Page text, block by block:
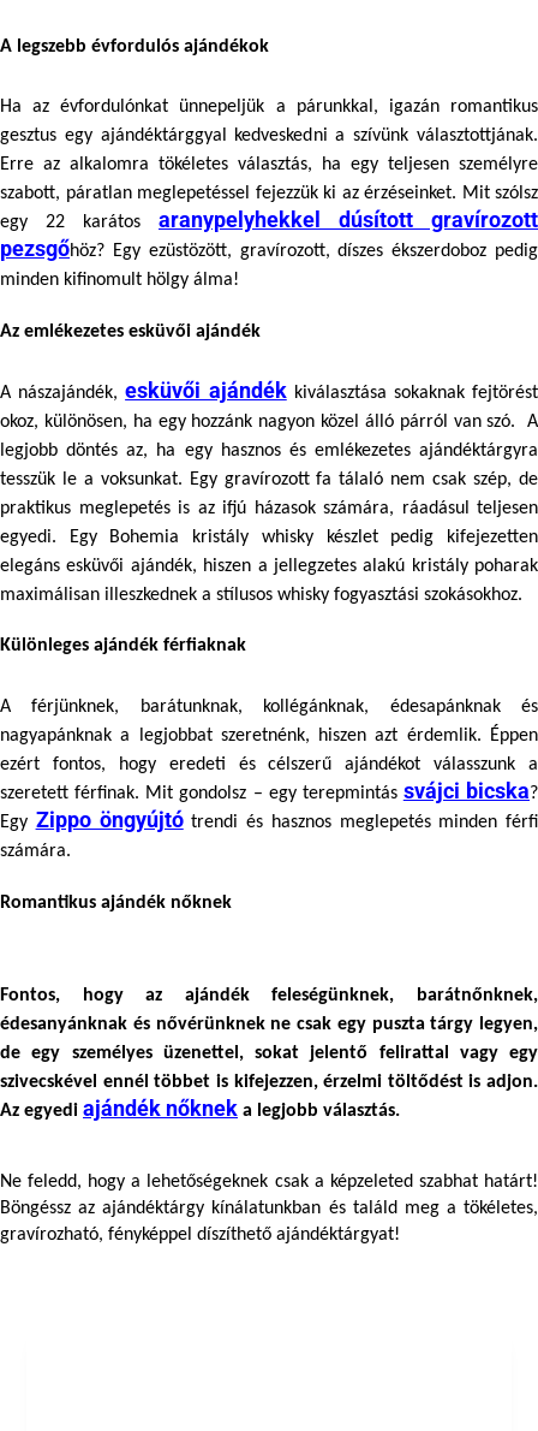
A legszebb évfordulós ajándékok
Ha az évfordulónkat ünnepeljük a párunkkal, igazán romantikus
gesztus egy ajándéktárggyal kedveskedni a szívünk választottjának.
Erre az alkalomra tökéletes választás, ha egy teljesen személyre
szabott, páratlan meglepetéssel fejezzük ki az érzéseinket. Mit szólsz
egy 22 karátos aranypelyhekkel dúsított gravírozott
pezsgőhöz? Egy ezüstözött, gravírozott, díszes ékszerdoboz pedig
minden kifinomult hölgy álma!
Az emlékezetes esküvői ajándék
A nászajándék, esküvői ajándék kiválasztása sokaknak fejtörést
okoz, különösen, ha egy hozzánk nagyon közel álló párról van szó.
legjobb döntés az, ha egy hasznos és emlékezetes ajándéktárgyra
tesszük le a voksunkat. Egy gravírozott fa tálaló nem csak szép, de
praktikus meglepetés is az ifjú házasok számára, ráadásul teljesen
egyedi. Egy Bohemia kristály whisky készlet pedig kifejezetten
elegáns esküvői ajándék, hiszen a jellegzetes alakú kristály poharak
maximálisan illeszkednek a stílusos whisky fogyasztási szokásokhoz.
Különleges ajándék férfiaknak
A férjünknek, barátunknak, kollégánknak, édesapánknak és
nagyapánknak a legjobbat szeretnénk, hiszen azt érdemlik. Éppen
ezért fontos, hogy eredeti és célszerű ajándékot válasszunk a
szeretett férfinak. Mit gondolsz – egy terepmintás svájci bicska?
Egy Zippo öngyújtó trendi és hasznos meglepetés minden férfi
számára.
Romantikus ajándék nőknek
Fontos, hogy az ajándék feleségünknek, barátnőnknek,
édesanyánknak és nővérünknek ne csak egy puszta tárgy legyen,
de egy személyes üzenettel, sokat jelentő felirattal vagy egy
szivecskével ennél többet is kifejezzen, érzelmi töltődést is adjon.
Az egyedi ajándék nőknek a legjobb választás.
Ne feledd, hogy a lehetőségeknek csak a képzeleted szabhat határt!
Böngéssz az ajándéktárgy kínálatunkban és találd meg a tökéletes,
gravírozható, fényképpel díszíthető ajándéktárgyat!